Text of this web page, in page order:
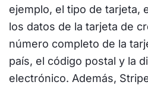
ejemplo, el tipo de tarjeta,
los datos de la tarjeta de
número completo de la
país, el código postal y la
electrónico. Además,